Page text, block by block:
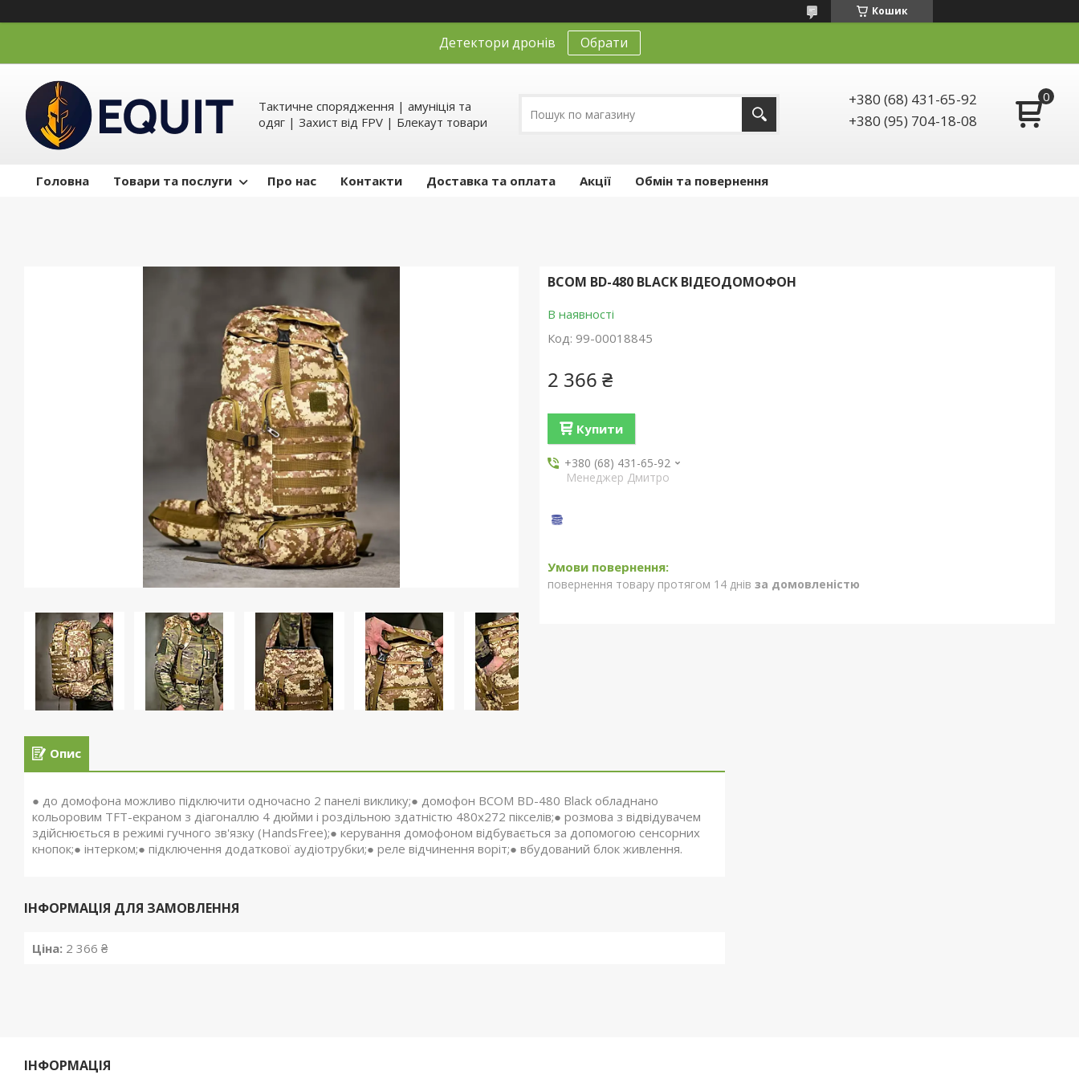
Кошик
Детектори дронів Обрати
Тактичне спорядження | амуніція та
одяг | Захист від FPV | Блекаут товари
+380 (68) 431-65-92
+380 (95) 704-18-08
Головна Товари та послуги Про нас Контакти Доставка та оплата Акції Обмін та повернення
BCOM BD-480 BLACK ВІДЕОДОМОФОН
В наявності
Код: 99-00018845
2 366 ₴
Купити
+380 (68) 431-65-92
Менеджер Дмитро
повернення товару протягом 14 днів за домовленістю
Опис
● до домофона можливо підключити одночасно 2 панелі виклику;● домофон BCOM BD-480 Black обладнано
кольоровим TFT-екраном з діагоналлю 4 дюйми і роздільною здатністю 480х272 пікселів;● розмова з відвідувачем
здійснюється в режимі гучного зв'язку (HandsFree);● керування домофоном відбувається за допомогою сенсорних
кнопок;● інтерком;● підключення додаткової аудіотрубки;● реле відчинення воріт;● вбудований блок живлення.
ІНФОРМАЦІЯ ДЛЯ ЗАМОВЛЕННЯ
Ціна: 2 366 ₴
ІНФОРМАЦІЯ